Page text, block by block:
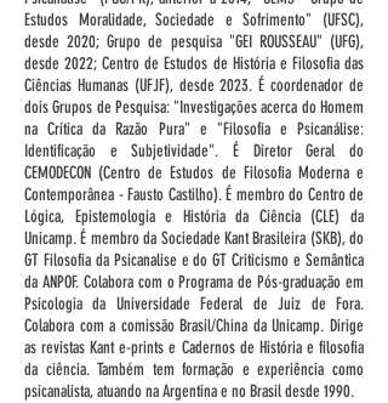
Estudos Moralidade, Sociedade e Sofrimento" (UFSC),
desde 2020; Grupo de pesquisa "GEI ROUSSEAU" (UFG),
desde 2022; Centro de Estudos de História e Filosofia das
Ciências Humanas (UFJF), desde 2023. É coordenador de
dois Grupos de Pesquisa: "Investigações acerca do Homem
na Crítica da Razão Pura" e "Filosofia e Psicanálise:
Identificação e Subjetividade". É Diretor Geral do
CEMODECON (Centro de Estudos de Filosofia Moderna e
Contemporânea - Fausto Castilho). É membro do Centro de
Lógica, Epistemologia e História da Ciência (CLE) da
Unicamp. É membro da Sociedade Kant Brasileira (SKB), do
GT Filosofia da Psicanalise e do GT Criticismo e Semântica
da ANPOF. Colabora com o Programa de Pós-graduação em
Psicologia da Universidade Federal de Juiz de Fora.
Colabora com a comissão Brasil/China da Unicamp. Dirige
as revistas Kant e-prints e Cadernos de História e filosofia
da ciência. Também tem formação e experiência como
psicanalista, atuando na Argentina e no Brasil desde 1990.